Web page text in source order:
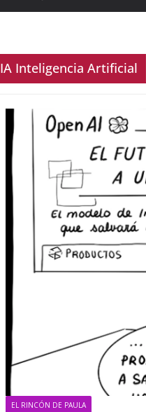
IA Inteligencia Artificial
EL RINCÓN DE PAULA